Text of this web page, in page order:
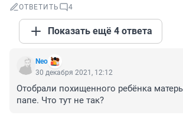
ОТВЕТИТЬ 4
Показать ещё 4 ответа
Nео
30 декабря 2021, 12:12
Отобрали похищенного ребёнка
папе. Что тут не так?